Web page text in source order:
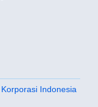
Indonesia